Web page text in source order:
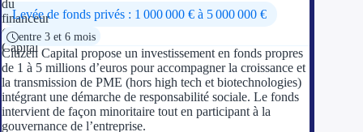
Aides Région
Aides Région
Levée de fonds privés : 1 000 000 € à 5 000 000 €
entre 3 et 6 mois
Citizen Capital propose un investissement en fonds propres
de 1 à 5 millions d’euros pour accompagner la croissance et
la transmission de PME (hors high tech et biotechnologies)
intégrant une démarche de responsabilité sociale. Le fonds
intervient de façon minoritaire tout en participant à la
gouvernance de l’entreprise.